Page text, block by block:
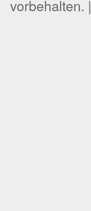
vorbehalten. |